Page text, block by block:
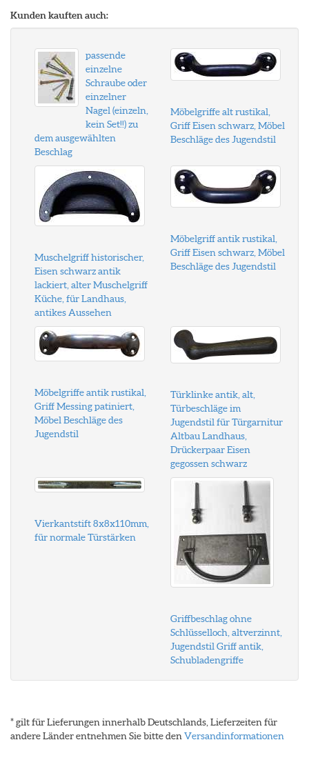
Kunden kauften auch:
passende
einzelne
Schraube oder
einzelner
Nagel (einzeln,
kein Set!!) zu
dem ausgewählten
Beschlag
Möbelgriffe alt rustikal,
Griff Eisen schwarz, Möbel
Beschläge des Jugendstil
Muschelgriff historischer,
Eisen schwarz antik
lackiert, alter Muschelgriff
Küche, für Landhaus,
antikes Aussehen
Möbelgriff antik rustikal,
Griff Eisen schwarz, Möbel
Beschläge des Jugendstil
Möbelgriffe antik rustikal,
Griff Messing patiniert,
Möbel Beschläge des
Jugendstil
Türklinke antik, alt,
Türbeschläge im
Jugendstil für Türgarnitur
Altbau Landhaus,
Drückerpaar Eisen
gegossen schwarz
Vierkantstift 8x8x110mm,
für normale Türstärken
Griffbeschlag ohne
Schlüsselloch, altverzinnt,
Jugendstil Griff antik,
Schubladengriffe
* gilt für Lieferungen innerhalb Deutschlands, Lieferzeiten für
andere Länder entnehmen Sie bitte den Versandinformationen